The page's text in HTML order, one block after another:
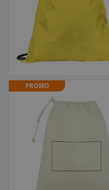
PROMO